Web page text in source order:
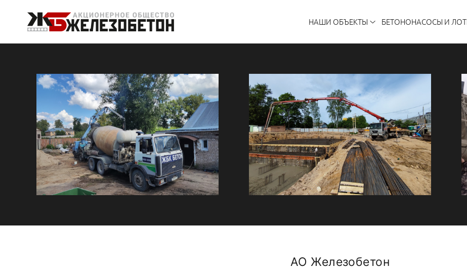
НАШИ ОБЪЕКТЫ БЕТОНОНАСОСЫ И
АО Железобетон